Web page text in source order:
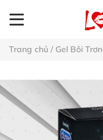
Trang chủ / Gel Bôi Trơn